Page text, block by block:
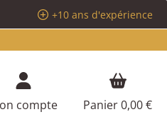
+10 ans d'expérience
0 articles dans votre liste
compte Panier0,00 €